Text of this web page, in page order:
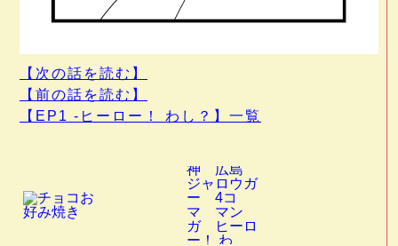
【次の話を読む】
【前の話を読む】
【EP1 -ヒーロー！ わし？】一覧